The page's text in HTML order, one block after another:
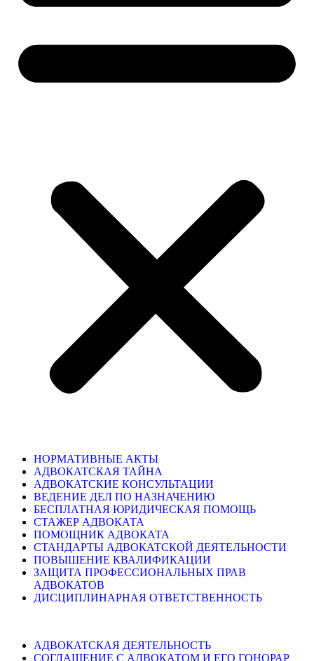
НОРМАТИВНЫЕ АКТЫ
АДВОКАТСКАЯ ТАЙНА
АДВОКАТСКИЕ КОНСУЛЬТАЦИИ
ВЕДЕНИЕ ДЕЛ ПО НАЗНАЧЕНИЮ
БЕСПЛАТНАЯ ЮРИДИЧЕСКАЯ ПОМОЩЬ
СТАЖЕР АДВОКАТА
ПОМОЩНИК АДВОКАТА
СТАНДАРТЫ АДВОКАТСКОЙ ДЕЯТЕЛЬНОСТИ
ПОВЫШЕНИЕ КВАЛИФИКАЦИИ
ЗАЩИТА ПРОФЕССИОНАЛЬНЫХ ПРАВ
АДВОКАТОВ
ДИСЦИПЛИНАРНАЯ ОТВЕТСТВЕННОСТЬ
АДВОКАТСКАЯ ДЕЯТЕЛЬНОСТЬ
СОГЛАШЕНИЕ С АДВОКАТОМ И ЕГО ГОНОРАР